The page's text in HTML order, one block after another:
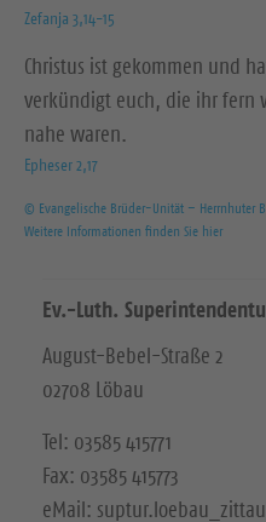
Zefanja 3,14-15
Christus ist gekommen und
verkündigt euch, die ihr fern
nahe waren.
Epheser 2,17
© Evangelische Brüder-Unität – Herrnhuter
Weitere Informationen finden Sie hier
Ev.-Luth.
August-Bebel-Straße 2
02708 Löbau
Tel: 03585 415771
Fax: 03585 415773
eMail: